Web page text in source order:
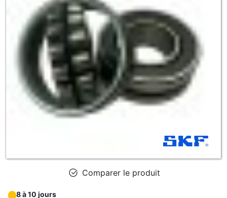
Comparer le produit
8 à 10 jours